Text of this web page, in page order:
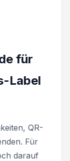
für
Label
QR-
Für
darauf